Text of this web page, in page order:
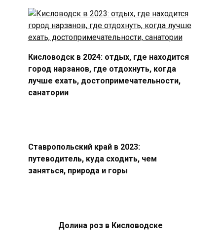
Кисловодск в 2024: отдых, где находится
город нарзанов, где отдохнуть, когда
лучше ехать, достопримечательности,
санатории
Ставропольский край в 2023:
путеводитель, куда сходить, чем
заняться, природа и горы
Долина роз в Кисловодске